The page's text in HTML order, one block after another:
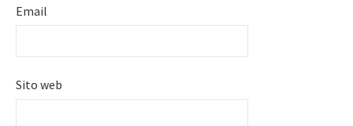
Email
Sito web